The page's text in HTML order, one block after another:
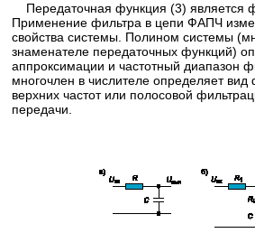
Передаточная функция (3) является
Применение фильтра в цепи ФАПЧ
свойства системы. Полином системы
знаменателе передаточных функций)
аппроксимации и частотный диапазон
многочлен в числителе определяет вид
верхних частот или полосовой
передачи.